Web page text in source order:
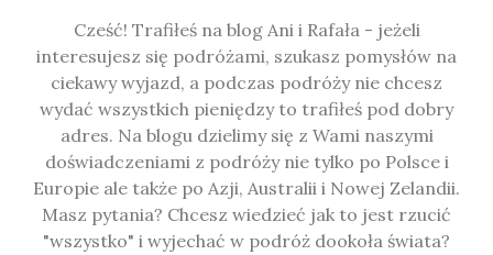
Cześć! Trafiłeś na blog Ani i Rafała - jeżeli
interesujesz się podróżami, szukasz pomysłów na
ciekawy wyjazd, a podczas podróży nie chcesz
wydać wszystkich pieniędzy to trafiłeś pod dobry
adres. Na blogu dzielimy się z Wami naszymi
doświadczeniami z podróży nie tylko po Polsce i
Europie ale także po Azji, Australii i Nowej Zelandii.
Masz pytania? Chcesz wiedzieć jak to jest rzucić
"wszystko" i wyjechać w podróż dookoła świata?